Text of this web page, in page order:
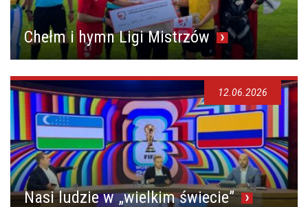
Chełm i hymn Ligi Mistrzów
Nasi ludzie w „wielkim świecie”
12.06.2026